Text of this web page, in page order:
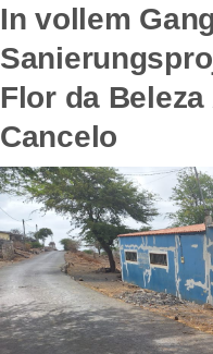
In vollem
Flor da
Cancelo